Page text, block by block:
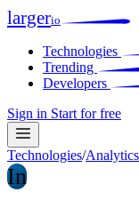
largerio
Technologies
Trending
Developers
Sign in Start for free
Technologies/Analytics
In